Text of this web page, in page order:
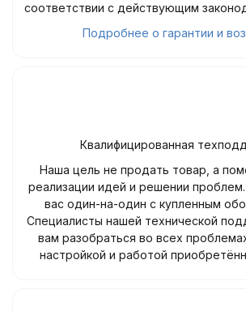
соответствии с действующим
Подробнее о гарантии и
Квалифицированная
Наша цель не продать товар, а
реализации идей и решении
вас один-на-один с купленным
Специалисты нашей технической
вам разобраться во всех
настройкой и работой